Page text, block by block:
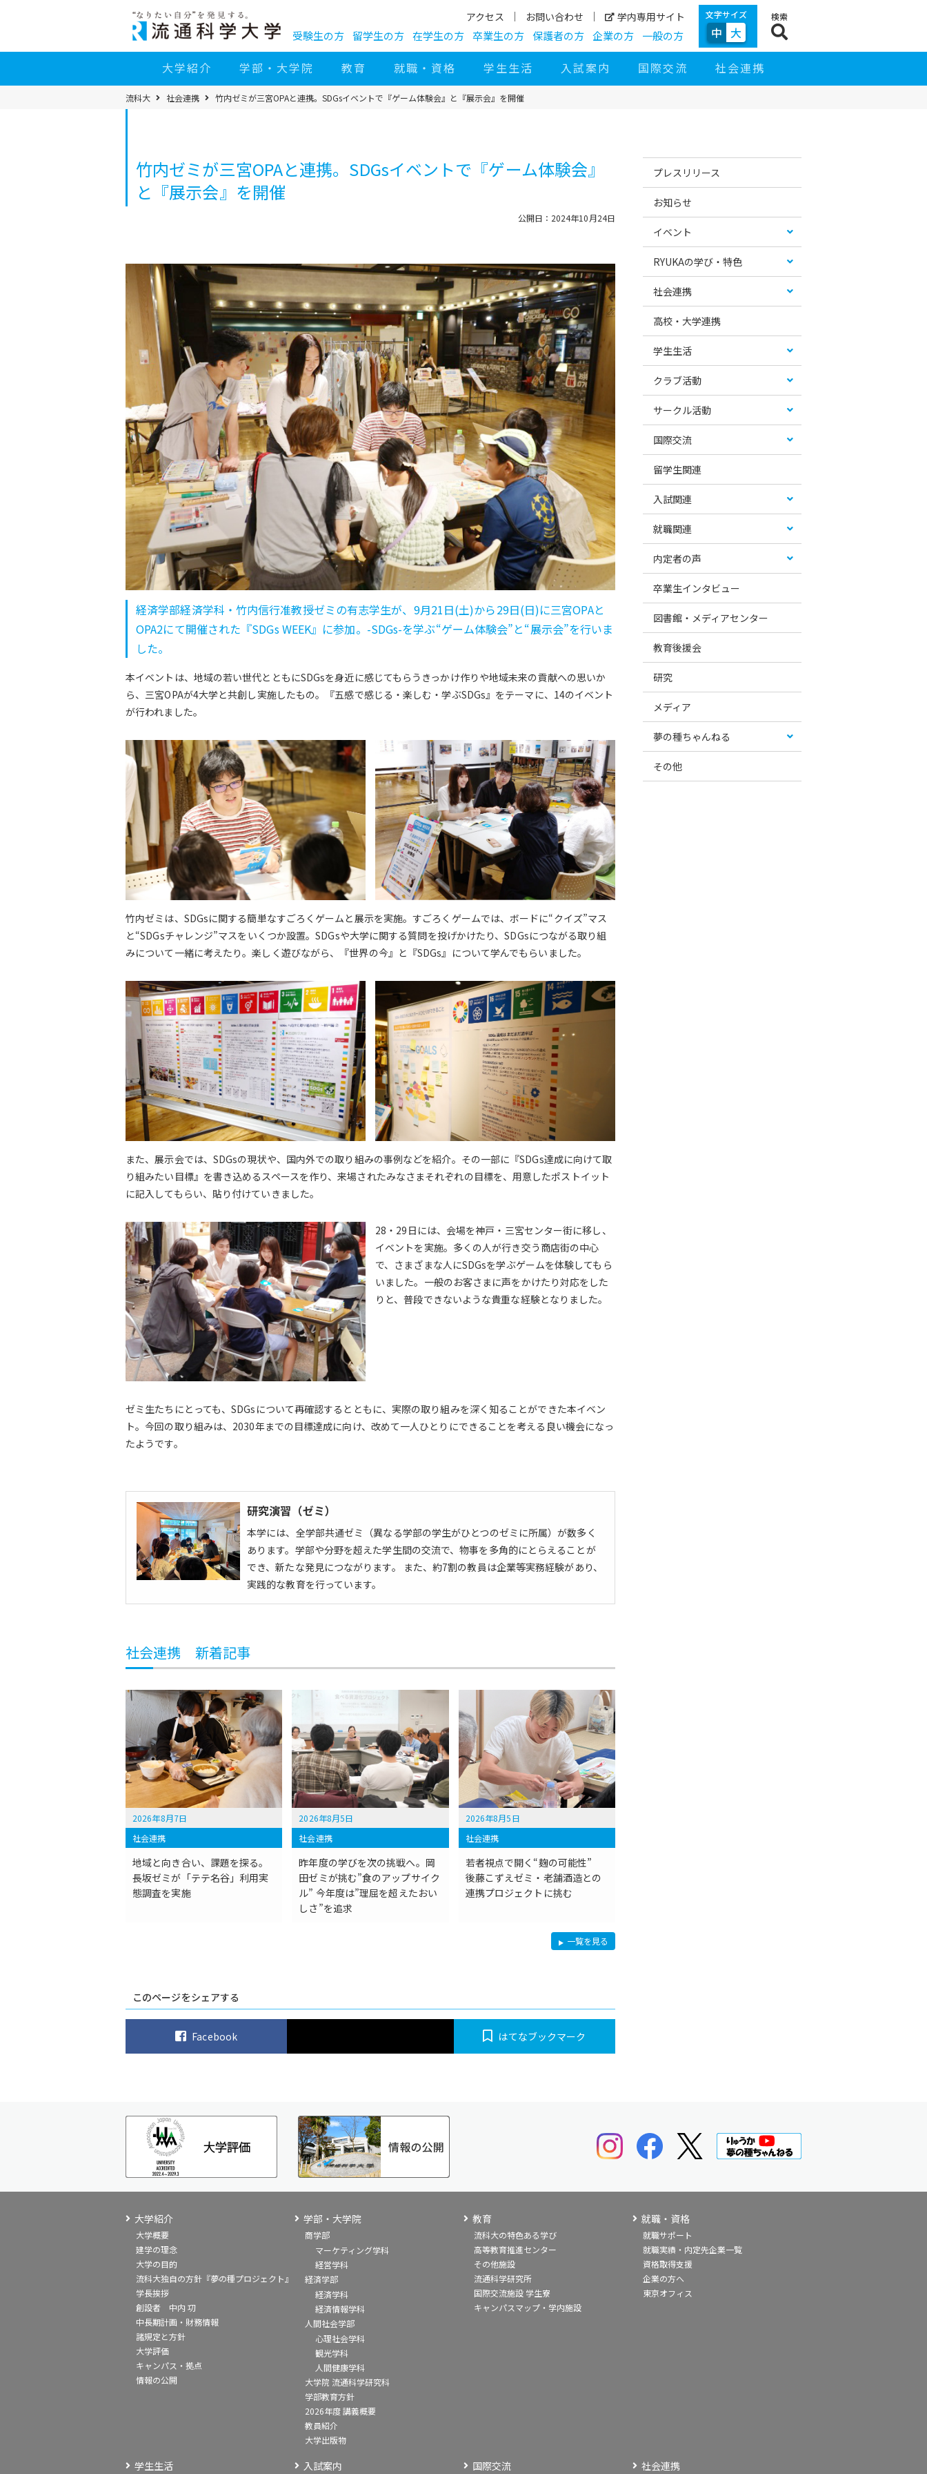
へ
アクセス お問い合わせ 学内専用サイト
受験生の方 留学生の方 在学生の方 卒業生の方 保護者の方 企業の方 一般の方
文字サイズ
中 大
検索
大学紹介 学部・大学院 教育 就職・資格 学生生活 入試案内 国際交流 社会連携
パ
ン
流科大 社会連携 竹内ゼミが三宮OPAと連携。SDGsイベントで『ゲーム体験会』と『展示会』を開催
竹内ゼミが三宮OPAと連携。SDGsイベントで『ゲーム体験会』
と『展示会』を開催
公開日：2024年10月24日
経済学部経済学科・竹内信行准教授ゼミの有志学生が、9月21日(土)から29日(日)に三宮OPAと
OPA2にて開催された『SDGs WEEK』に参加。-SDGs-を学ぶ“ゲーム体験会”と“展示会”を行いま
した。
本イベントは、地域の若い世代とともにSDGsを身近に感じてもらうきっかけ作りや地域未来の貢献への思いか
ら、三宮OPAが4大学と共創し実施したもの。『五感で感じる・楽しむ・学ぶSDGs』をテーマに、14のイベント
が行われました。
竹内ゼミは、SDGsに関する簡単なすごろくゲームと展示を実施。すごろくゲームでは、ボードに“クイズ”マス
と“SDGsチャレンジ”マスをいくつか設置。SDGsや大学に関する質問を投げかけたり、SDGsにつながる取り組
みについて一緒に考えたり。楽しく遊びながら、『世界の今』と『SDGs』について学んでもらいました。
また、展示会では、SDGsの現状や、国内外での取り組みの事例などを紹介。その一部に『SDGs達成に向けて取
り組みたい目標』を書き込めるスペースを作り、来場されたみなさまそれぞれの目標を、用意したポストイット
に記入してもらい、貼り付けていきました。
28・29日には、会場を神戸・三宮センター街に移し、
イベントを実施。多くの人が行き交う商店街の中心
で、さまざまな人にSDGsを学ぶゲームを体験してもら
いました。一般のお客さまに声をかけたり対応をした
りと、普段できないような貴重な経験となりました。
ゼミ生たちにとっても、SDGsについて再確認するとともに、実際の取り組みを深く知ることができた本イベン
ト。今回の取り組みは、2030年までの目標達成に向け、改めて一人ひとりにできることを考える良い機会になっ
たようです。
研究演習（ゼミ）
本学には、全学部共通ゼミ（異なる学部の学生がひとつのゼミに所属）が数多く
あります。学部や分野を超えた学生間の交流で、物事を多角的にとらえることが
でき、新たな発見につながります。 また、約7割の教員は企業等実務経験があり、
実践的な教育を行っています。
社会連携 新着記事
2026年8月7日
社会連携
地域と向き合い、課題を探る。
長坂ゼミが「テテ名谷」利用実
態調査を実施
2026年8月5日
社会連携
昨年度の学びを次の挑戦へ。岡
田ゼミが挑む”食のアップサイク
ル” 今年度は”理屈を超えたおい
しさ”を追求
2026年8月5日
社会連携
若者視点で開く“麹の可能性”
後藤こずえゼミ・老舗酒造との
連携プロジェクトに挑む
社
会
一覧を見る
このページをシェアする
Facebook はてなブックマーク
イ
ビ
シ
お
め
テ
カ
リ
ス
プレスリリース
お知らせ
イベント
RYUKAの学び・特色
社会連携
高校・大学連携
学生生活
クラブ活動
サークル活動
国際交流
留学生関連
入試関連
就職関連
内定者の声
卒業生インタビュー
図書館・メディアセンター
教育後援会
研究
メディア
夢の種ちゃんねる
その他
大学紹介
大学概要
建学の理念
大学の目的
流科大独自の方針『夢の種プロジェクト』
学長挨拶
創設者 中内 㓛
中長期計画・財務情報
諸規定と方針
大学評価
キャンパス・拠点
情報の公開
学部・大学院
商学部
マーケティング学科
経営学科
経済学部
経済学科
経済情報学科
人間社会学部
心理社会学科
観光学科
人間健康学科
大学院 流通科学研究科
学部教育方針
2026年度 講義概要
教員紹介
大学出版物
教育
流科大の特色ある学び
高等教育推進センター
その他施設
流通科学研究所
国際交流施設 学生寮
キャンパスマップ・学内施設
就職・資格
就職サポート
就職実績・内定先企業一覧
資格取得支援
企業の方へ
東京オフィス
学生生活 入試案内 国際交流 社会連携